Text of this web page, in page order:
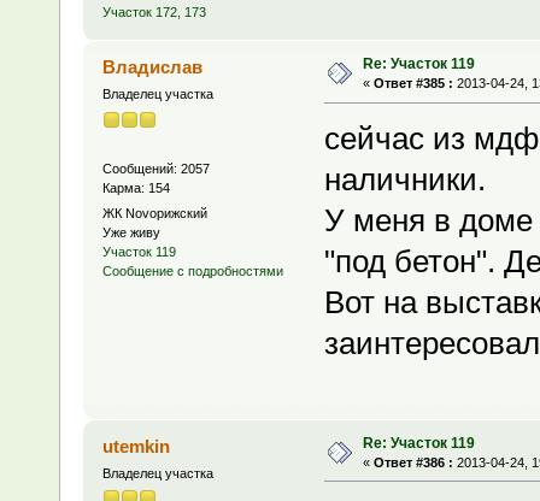
Участок 172, 173
Владислав
Владелец участка
Сообщений: 2057
Карма: 154
ЖК Novoрижский
Уже живу
Участок 119
Сообщение с подробностями
Re: Участок 119
« Ответ #385 : 2013-04-24,
сейчас из
наличники.
У меня в доме
"под бетон".
Вот на
utemkin
Владелец участка
Re: Участок 119
« Ответ #386 : 2013-04-24,